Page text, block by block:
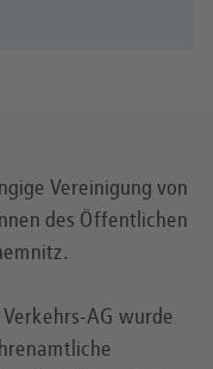
Vereinigung von
des Öffentlichen
AG wurde